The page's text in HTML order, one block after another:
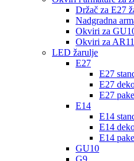
Držač za E27
Nadgradna
Okviri za
Okviri za
LED žarulje
E27
E27
E27
E27
E14
E14
E14
E14
GU10
G9